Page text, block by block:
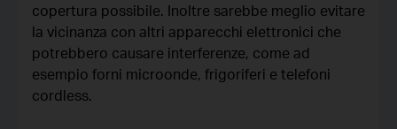
copertura possibile. Inoltre sarebbe meglio evitare
la vicinanza con altri apparecchi elettronici che
potrebbero causare interferenze, come ad
esempio forni microonde, frigoriferi e telefoni
cordless.